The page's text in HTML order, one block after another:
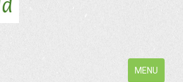
Toggle
MENU